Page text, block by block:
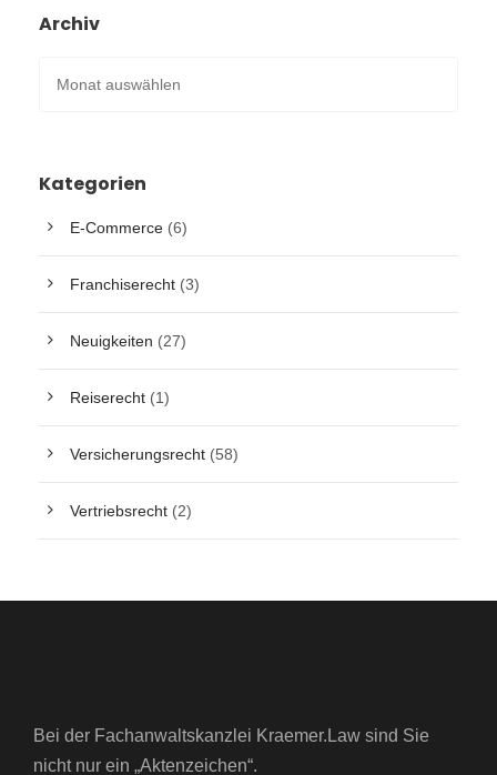
Archiv
Kategorien
E-Commerce (6)
Franchiserecht (3)
Neuigkeiten (27)
Reiserecht (1)
Versicherungsrecht (58)
Vertriebsrecht (2)
Bei der Fachanwaltskanzlei Kraemer.Law sind Sie
nicht nur ein „Aktenzeichen“.